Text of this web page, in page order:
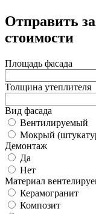
Отправить
стоимости
Площадь фасада
Толщина утеплителя
Вид фасада
Вентилируемый
Мокрый
Демонтаж
Да
Нет
Материал
Керамогранит
Композит